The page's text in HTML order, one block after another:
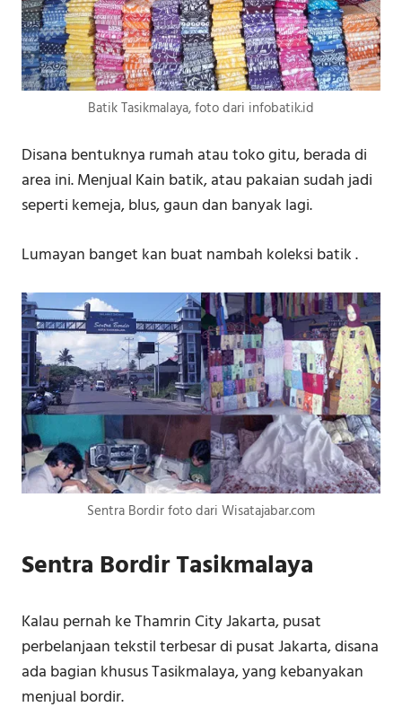
Batik Tasikmalaya, foto dari infobatik.id
Disana bentuknya rumah atau toko gitu, berada di
area ini. Menjual Kain batik, atau pakaian sudah jadi
seperti kemeja, blus, gaun dan banyak lagi.
Lumayan banget kan buat nambah koleksi batik .
Sentra Bordir foto dari Wisatajabar.com
Sentra Bordir Tasikmalaya
Kalau pernah ke Thamrin City Jakarta, pusat
perbelanjaan tekstil terbesar di pusat Jakarta, disana
ada bagian khusus Tasikmalaya, yang kebanyakan
menjual bordir.